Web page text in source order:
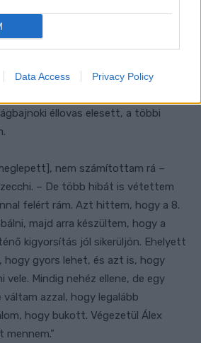
Data Access Privacy Policy
állt a helyzet, hogy Marc Márquez
A spanyol versenyző a 6. körben
éllovas elesett, a többi
nem számítottam rá –
– De több hibát is vétettem
felért rám. Azt hittem, hogy a 8.
majd arra készültem, hogy a
kigyorsítás jól sikerüljön. Ehelyett
gyors lehet, és azt is, hogy
vele. Mindig nehéz ellene, de egy
váltam azzal, hogy legalább
hogy bukott. Végezetül Álex
mennem.”